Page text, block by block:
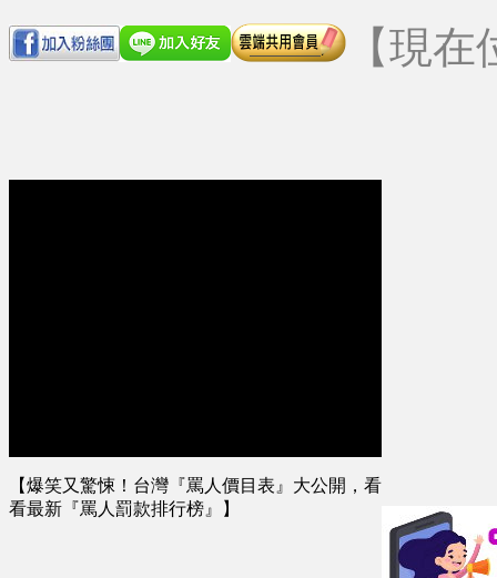
【現
【爆笑又驚悚！台灣『罵人價目表』大公開，看
看最新『罵人罰款排行榜』】